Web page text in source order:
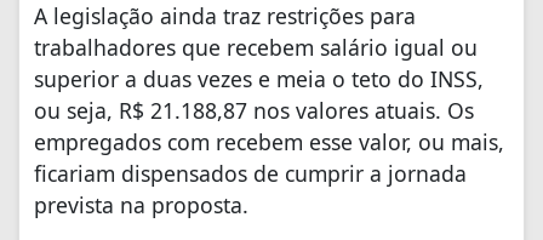
A legislação ainda traz restrições para
trabalhadores que recebem salário igual ou
superior a duas vezes e meia o teto do INSS,
ou seja, R$ 21.188,87 nos valores atuais. Os
empregados com recebem esse valor, ou mais,
ficariam dispensados de cumprir a jornada
prevista na proposta.